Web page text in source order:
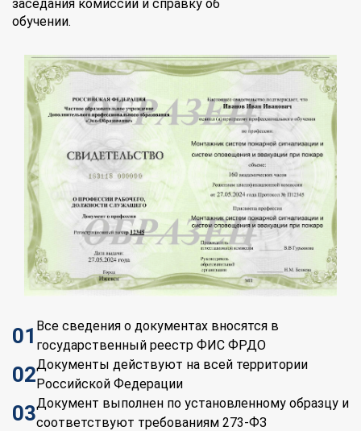
заседания комиссии и справку об
обучении.
01 Все сведения о документах вносятся в
государственный реестр ФИС ФРДО
02Документы действуют на всей территории
Российской Федерации
03Документ выполнен по установленному образцу и
соответствуют требованиям 273-ФЗ